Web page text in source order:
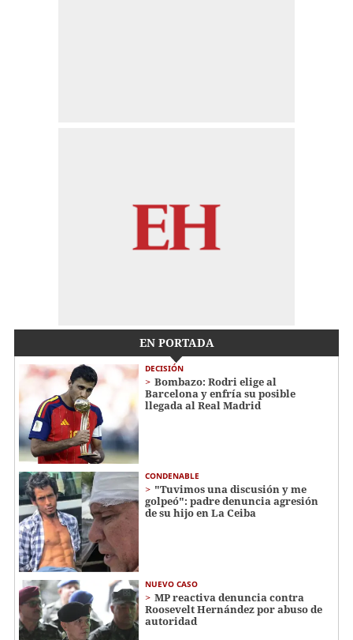
EN PORTADA
DECISIÓN
Bombazo: Rodri elige al
Barcelona y enfría su posible
llegada al Real Madrid
CONDENABLE
"Tuvimos una discusión y me
golpeó": padre denuncia agresión
de su hijo en La Ceiba
NUEVO CASO
MP reactiva denuncia contra
Roosevelt Hernández por abuso de
autoridad